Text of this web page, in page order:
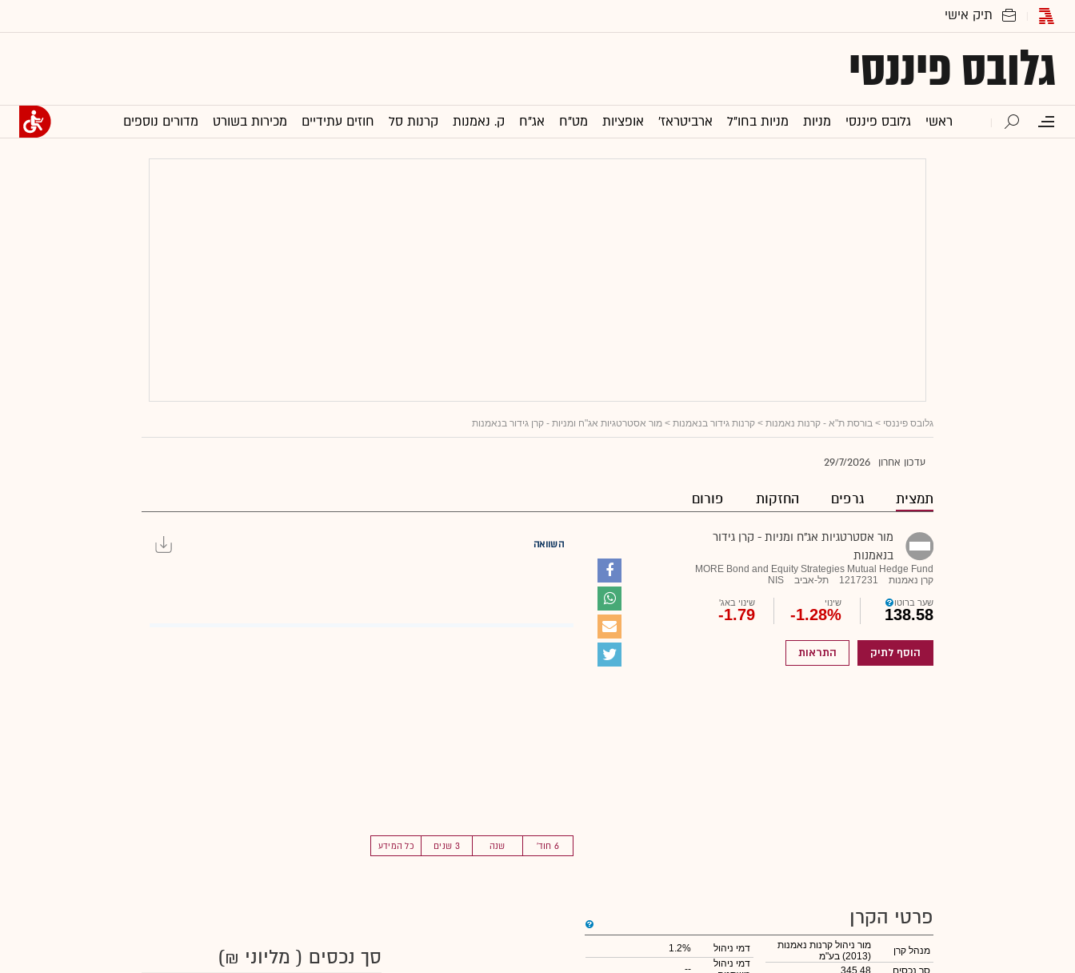
גלובס פיננסי
ראשי גלובס פיננסי מניות מניות בחו"ל ארביטראז' אופציות מט"ח אג"ח ק. נאמנות קרנות סל חוזים עתידיים מכירות בשורט מדורים נוספים
גלובס פיננסי > בורסת ת"א - קרנות נאמנות > קרנות גידור בנאמנות > מור אסטרטגיות אג"ח ומניות - קרן גידור בנאמנות
עדכון אחרון 29/7/2026
תמצית גרפים החזקות פורום
מור אסטרטגיות אג"ח ומניות - קרן גידור
בנאמנות
MORE Bond and Equity Strategies Mutual Hedge Fund
קרן נאמנות
1217231 תל-אביב NIS
שער ברוטו
138.58
שינוי
-1.28%
שינוי באג'
-1.79
הוסף לתיק התראות
השוואה
6 חוד' שנה 3 שנים כל המידע
פרטי הקרן
מנהל קרן
מור ניהול קרנות נאמנות
(2013) בע"מ
סך נכסים
345.48
דמי ניהול
1.2%
דמי ניהול
--
סך נכסים ( מליוני ₪)